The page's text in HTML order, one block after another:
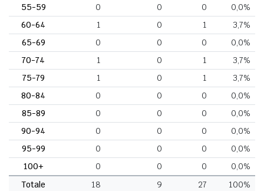
55-59
0 0 0
0,0%
60-64
1 0 1
3,7%
65-69
0 0 0
0,0%
70-74
1 0 1
3,7%
75-79
1 0 1
3,7%
80-84
0 0 0
0,0%
85-89
0 0 0
0,0%
90-94
0 0 0
0,0%
95-99
0 0 0
0,0%
100+
0 0 0
0,0%
Totale
18 9 27 100%